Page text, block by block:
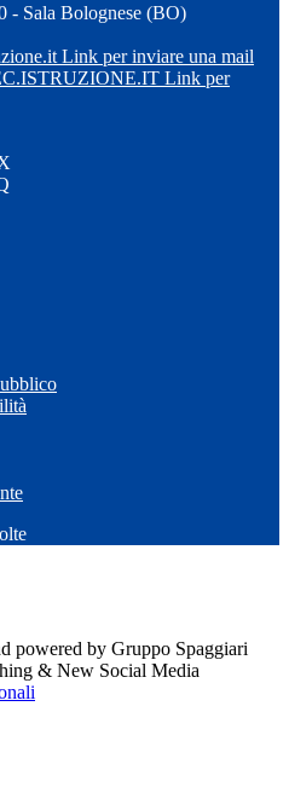
- Sala Bolognese (BO)
Link per inviare una mail
Link per
powered by Gruppo Spaggiari
& New Social Media